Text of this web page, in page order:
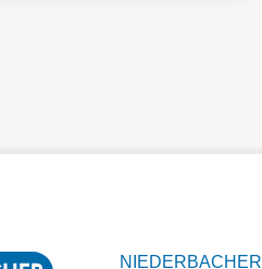
NIEDERBACHER